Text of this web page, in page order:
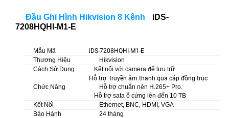
Đầu Ghi Hình Hikvision 8 Kênh
iDS-
7208HQHI-M1-E
Mẫu Mã
iDS-7208HQHI-M1-E
Thương Hiệu
Hikvision
Cách Sử Dụng
Kết nối với camera để lưu trữ
Chức Năng
Hỗ trợ truyền âm thanh qua cáp đồng trục
Hỗ trợ chuẩn nén H.265+ Pro.
Hỗ trợ sata ổ cứng lên đến 10 TB
Kết Nối
Ethernet, BNC, HDMI, VGA
Bảo Hành
24 tháng